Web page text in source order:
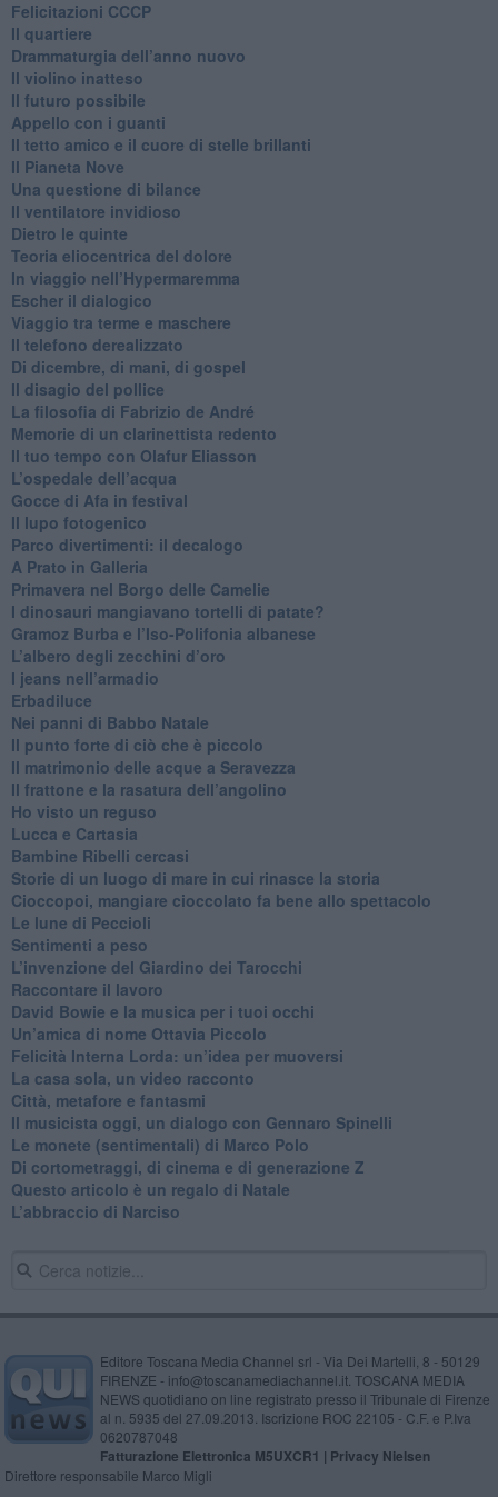
Felicitazioni CCCP
​Il quartiere
​Drammaturgia dell’anno nuovo
​Il violino inatteso
​Il futuro possibile
​Appello con i guanti
​Il tetto amico e il cuore di stelle brillanti
​Il Pianeta Nove
​Una questione di bilance
​Il ventilatore invidioso
​Dietro le quinte
​Teoria eliocentrica del dolore
In viaggio nell’Hypermaremma
​Escher il dialogico
​Viaggio tra terme e maschere
Il telefono derealizzato
​Di dicembre, di mani, di gospel
​Il disagio del pollice
​La filosofia di Fabrizio de André
Memorie di un clarinettista redento
​Il tuo tempo con Olafur Eliasson
​L’ospedale dell’acqua
​Gocce di Afa in festival
​Il lupo fotogenico
​Parco divertimenti: il decalogo
​A Prato in Galleria
​Primavera nel Borgo delle Camelie
I dinosauri mangiavano tortelli di patate?
​Gramoz Burba e l’Iso-Polifonia albanese
L’albero degli zecchini d’oro
​I jeans nell’armadio
Erbadiluce
Nei panni di Babbo Natale
​Il punto forte di ciò che è piccolo
​Il matrimonio delle acque a Seravezza
​Il frattone e la rasatura dell’angolino
​Ho visto un reguso
Lucca e Cartasia
Bambine Ribelli cercasi
Storie di un luogo di mare in cui rinasce la storia
Cioccopoi, mangiare cioccolato fa bene allo spettacolo
​Le lune di Peccioli
​Sentimenti a peso
​L’invenzione del Giardino dei Tarocchi
​Raccontare il lavoro
David Bowie e la musica per i tuoi occhi
Un’amica di nome Ottavia Piccolo
​Felicità Interna Lorda: un’idea per muoversi
​La casa sola, un video racconto
​Città, metafore e fantasmi
Il musicista oggi, un dialogo con Gennaro Spinelli
Le monete (sentimentali) di Marco Polo
​Di cortometraggi, di cinema e di generazione Z
​Questo articolo è un regalo di Natale
L’abbraccio di Narciso
Editore Toscana Media Channel srl - Via Dei Martelli, 8 - 50129
FIRENZE - info@toscanamediachannel.it. TOSCANA MEDIA
NEWS quotidiano on line registrato presso il Tribunale di Firenze
al n. 5935 del 27.09.2013. Iscrizione ROC 22105 - C.F. e P.Iva
0620787048
Fatturazione Elettronica M5UXCR1 | Privacy Nielsen
Direttore responsabile Marco Migli